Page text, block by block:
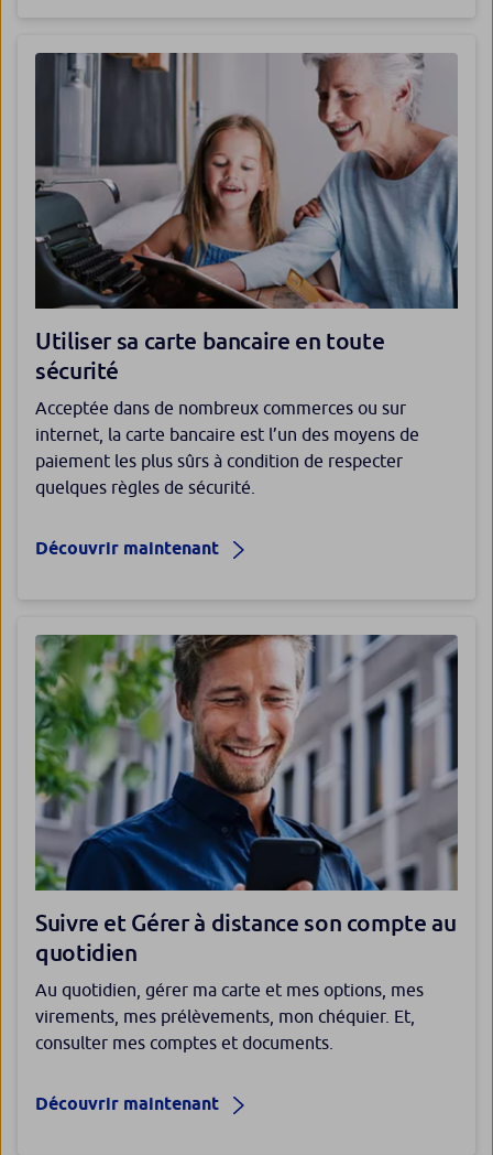
Utiliser sa carte bancaire en toute
sécurité
Acceptée dans de nombreux commerces ou sur
internet, la carte bancaire est l’un des moyens de
paiement les plus sûrs à condition de respecter
quelques règles de sécurité.
Découvrir maintenant
Suivre et Gérer à distance son compte au
quotidien
Au quotidien, gérer ma carte et mes options, mes
virements, mes prélèvements, mon chéquier. Et,
consulter mes comptes et documents.
Découvrir maintenant